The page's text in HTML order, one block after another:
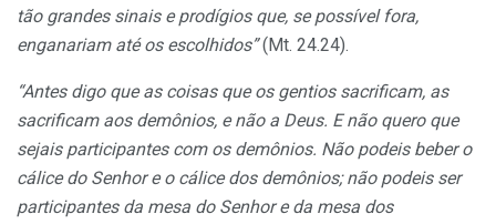
tão grandes sinais e prodígios que, se possível fora,
enganariam até os escolhidos”(Mt. 24.24).
“Antes digo que as coisas que os gentios sacrificam, as
sacrificam aos demônios, e não a Deus. E não quero que
sejais participantes com os demônios. Não podeis beber o
cálice do Senhor e o cálice dos demônios; não podeis ser
participantes da mesa do Senhor e da mesa dos